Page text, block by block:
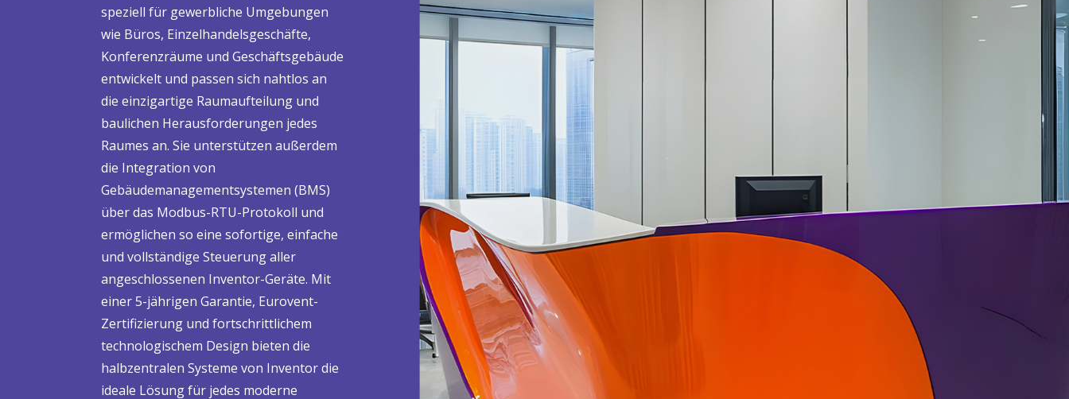
speziell für gewerbliche Umgebungen
wie Büros, Einzelhandelsgeschäfte,
Konferenzräume und Geschäftsgebäude
entwickelt und passen sich nahtlos an
die einzigartige Raumaufteilung und
baulichen Herausforderungen jedes
Raumes an. Sie unterstützen außerdem
die Integration von
Gebäudemanagementsystemen (BMS)
über das Modbus-RTU-Protokoll und
ermöglichen so eine sofortige, einfache
und vollständige Steuerung aller
angeschlossenen Inventor-Geräte. Mit
einer 5-jährigen Garantie, Eurovent-
Zertifizierung und fortschrittlichem
technologischem Design bieten die
halbzentralen Systeme von Inventor die
ideale Lösung für jedes moderne